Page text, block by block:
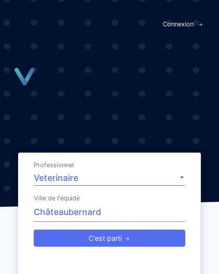
Connexion
Professionnel
Ville de l'équidé
C'est parti